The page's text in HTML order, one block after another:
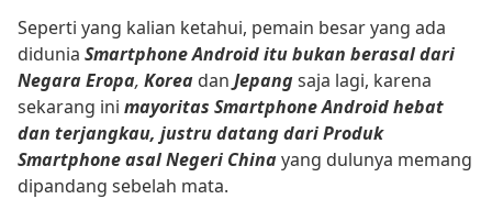
Seperti yang kalian ketahui, pemain besar yang ada
didunia Smartphone Android itu bukan berasal dari
Negara Eropa, Korea dan Jepangsaja lagi, karena
sekarang ini mayoritas Smartphone Android hebat
dan terjangkau, justru datang dari Produk
Smartphone asal Negeri Chinayang dulunya memang
dipandang sebelah mata.